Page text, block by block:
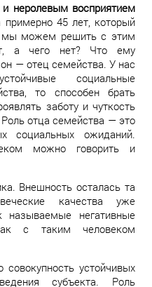
неролевым восприятием
45 лет, который
мы можем решить с этим
а чего нет? Что ему
— отец семейства. У нас
социальные
то способен брать
заботу и чуткость
отца семейства — это
социальных ожиданий.
можно говорить и
Внешность осталась та
качества уже
называемые негативные
с таким человеком
совокупность устойчивых
субъекта. Роль